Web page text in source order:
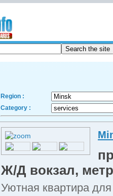
Region :
Category :
Ж/Д вокзал,
Уютная квартира